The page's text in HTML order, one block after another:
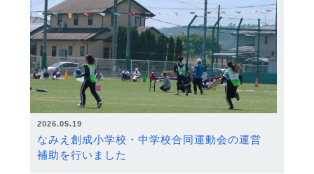
2026.05.19
なみえ創成小学校・中学校合同運動会の運営
補助を行いました